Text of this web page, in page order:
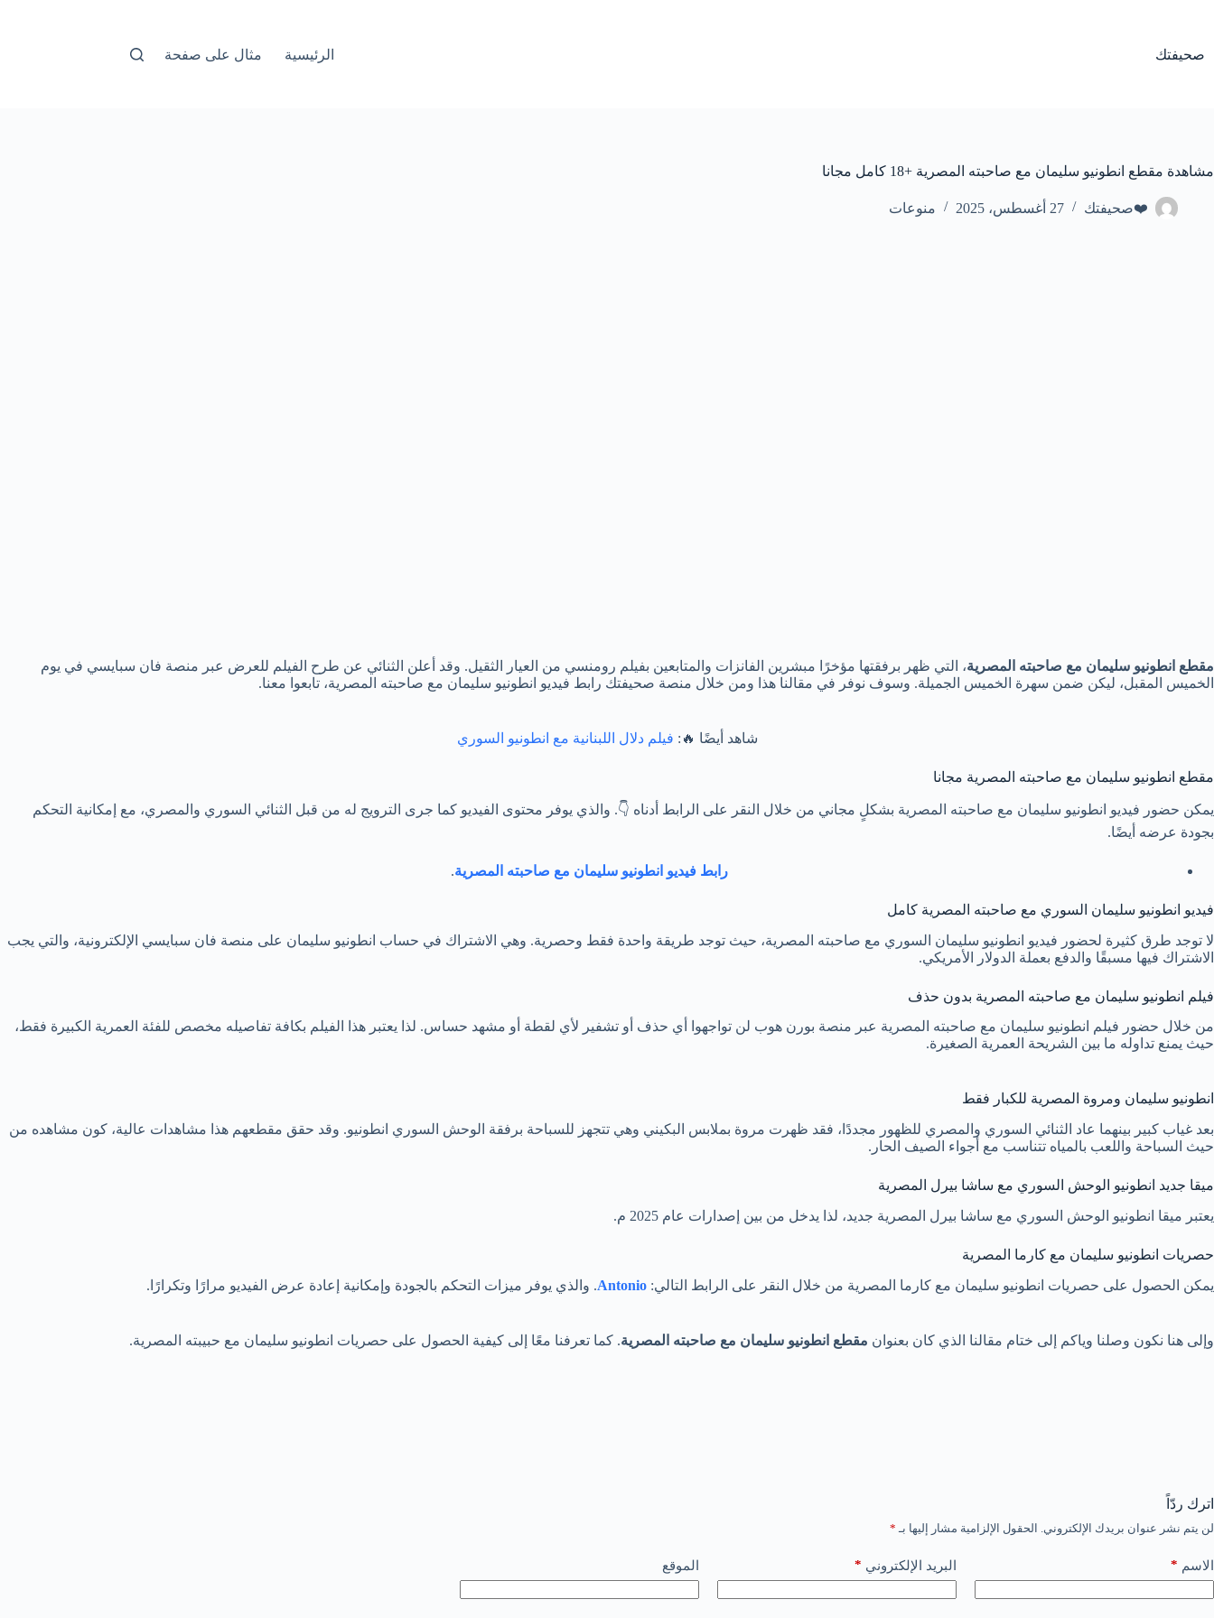
صحيفتك الرئيسية مثال على صفحة
مشاهدة مقطع انطونيو سليمان مع صاحبته المصرية +18 كامل مجانا
❤️صحيفتك 27 أغسطس، 2025 منوعات
مقطع انطونيو سليمان مع صاحبته المصرية، التي ظهر برفقتها مؤخرًا مبشرين الفانزات والمتابعين بفيلم رومنسي من العيار الثقيل. وقد أعلن الثنائي عن طرح الفيلم للعرض عبر منصة فان سبايسي في يوم
الخميس المقبل، ليكن ضمن سهرة الخميس الجميلة. وسوف نوفر في مقالنا هذا ومن خلال منصة صحيفتك رابط فيديو انطونيو سليمان مع صاحبته المصرية، تابعوا معنا.
شاهد أيضًا 🔥: فيلم دلال اللبنانية مع انطونيو السوري
مقطع انطونيو سليمان مع صاحبته المصرية مجانا
يمكن حضور فيديو انطونيو سليمان مع صاحبته المصرية بشكلٍ مجاني من خلال النقر على الرابط أدناه 👇. والذي يوفر محتوى الفيديو كما جرى الترويج له من قبل الثنائي السوري والمصري، مع إمكانية التحكم
بجودة عرضه أيضًا.
رابط فيديو انطونيو سليمان مع صاحبته المصرية.
فيديو انطونيو سليمان السوري مع صاحبته المصرية كامل
لا توجد طرق كثيرة لحضور فيديو انطونيو سليمان السوري مع صاحبته المصرية، حيث توجد طريقة واحدة فقط وحصرية. وهي الاشتراك في حساب انطونيو سليمان على منصة فان سبايسي الإلكترونية، والتي يجب
الاشتراك فيها مسبقًا والدفع بعملة الدولار الأمريكي.
فيلم انطونيو سليمان مع صاحبته المصرية بدون حذف
من خلال حضور فيلم انطونيو سليمان مع صاحبته المصرية عبر منصة بورن هوب لن تواجهوا أي حذف أو تشفير لأي لقطة أو مشهد حساس. لذا يعتبر هذا الفيلم بكافة تفاصيله مخصص للفئة العمرية الكبيرة فقط،
حيث يمنع تداوله ما بين الشريحة العمرية الصغيرة.
انطونيو سليمان ومروة المصرية للكبار فقط
بعد غياب كبير بينهما عاد الثنائي السوري والمصري للظهور مجددًا، فقد ظهرت مروة بملابس البكيني وهي تتجهز للسباحة برفقة الوحش السوري انطونيو. وقد حقق مقطعهم هذا مشاهدات عالية، كون مشاهده من
حيث السباحة واللعب بالمياه تتناسب مع أجواء الصيف الحار.
ميقا جديد انطونيو الوحش السوري مع ساشا بيرل المصرية
يعتبر ميقا انطونيو الوحش السوري مع ساشا بيرل المصرية جديد، لذا يدخل من بين إصدارات عام 2025 م.
حصريات انطونيو سليمان مع كارما المصرية
يمكن الحصول على حصريات انطونيو سليمان مع كارما المصرية من خلال النقر على الرابط التالي: Antonio. والذي يوفر ميزات التحكم بالجودة وإمكانية إعادة عرض الفيديو مرارًا وتكرارًا.
وإلى هنا نكون وصلنا وياكم إلى ختام مقالنا الذي كان بعنوان مقطع انطونيو سليمان مع صاحبته المصرية. كما تعرفنا معًا إلى كيفية الحصول على حصريات انطونيو سليمان مع حبيبته المصرية.
اترك ردّاً
لن يتم نشر عنوان بريدك الإلكتروني. الحقول الإلزامية مشار إليها بـ *
الاسم * البريد الإلكتروني * الموقع